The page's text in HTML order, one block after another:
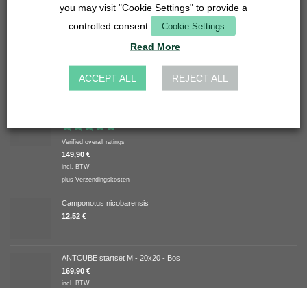
Rooster inzet - 27mm - roestvrij staal
3,90€
TOP BEOORDEELD
Gewaardeerd
5.00uit 5
Verified overall ratings
149,90 €
incl. BTW
plus Verzendingskosten
Camponotus nicobarensis
12,52 €
ANTCUBE startset M - 20x20 - Bos
169,90 €
incl. BTW
you may visit "Cookie Settings" to provide a
controlled consent.
Cookie Settings
Read More
ACCEPT ALL REJECT ALL